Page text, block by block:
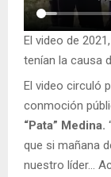
El video de
tenían la causa
El video circuló
conmoción
“Pata” Medina.
que si mañana
nuestro líder...